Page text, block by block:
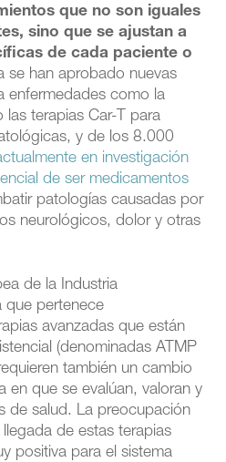
que no son iguales
sino que se ajustan a
de cada paciente o
se han aprobado nuevas
enfermedades como la
las terapias Car-T para
y de los 8.000
en investigación
de ser medicamentos
patologías causadas por
neurológicos, dolor y otras
de la Industria
que pertenece
avanzadas que están
(denominadas ATMP
también un cambio
en que se evalúan, valoran y
de salud. La preocupación
de estas terapias
positiva para el sistema